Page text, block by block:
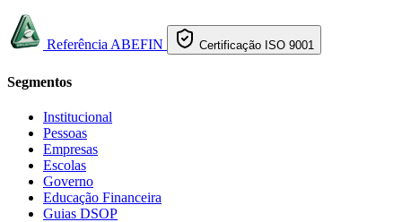
Referência ABEFIN Certificação ISO 9001
Segmentos
Institucional
Pessoas
Empresas
Escolas
Governo
Educação Financeira
Guias DSOP